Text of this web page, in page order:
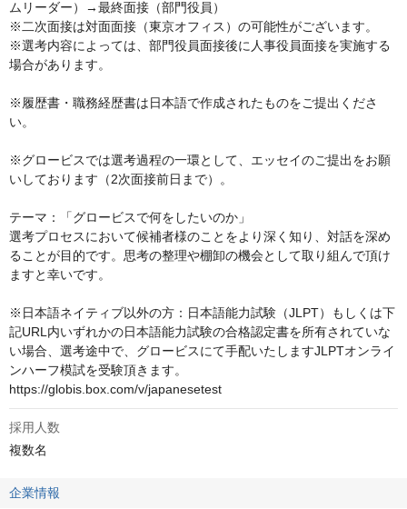
ムリーダー）→最終面接（部門役員）
※二次面接は対面面接（東京オフィス）の可能性がございます。
※選考内容によっては、部門役員面接後に人事役員面接を実施する
場合があります。
※履歴書・職務経歴書は日本語で作成されたものをご提出くださ
い。
※グロービスでは選考過程の一環として、エッセイのご提出をお願
いしております（2次面接前日まで）。
テーマ：「グロービスで何をしたいのか」
選考プロセスにおいて候補者様のことをより深く知り、対話を深め
ることが目的です。思考の整理や棚卸の機会として取り組んで頂け
ますと幸いです。
※日本語ネイティブ以外の方：日本語能力試験（JLPT）もしくは下
記URL内いずれかの日本語能力試験の合格認定書を所有されていな
い場合、選考途中で、グロービスにて手配いたしますJLPTオンライ
ンハーフ模試を受験頂きます。
https://globis.box.com/v/japanesetest
採用人数
複数名
企業情報